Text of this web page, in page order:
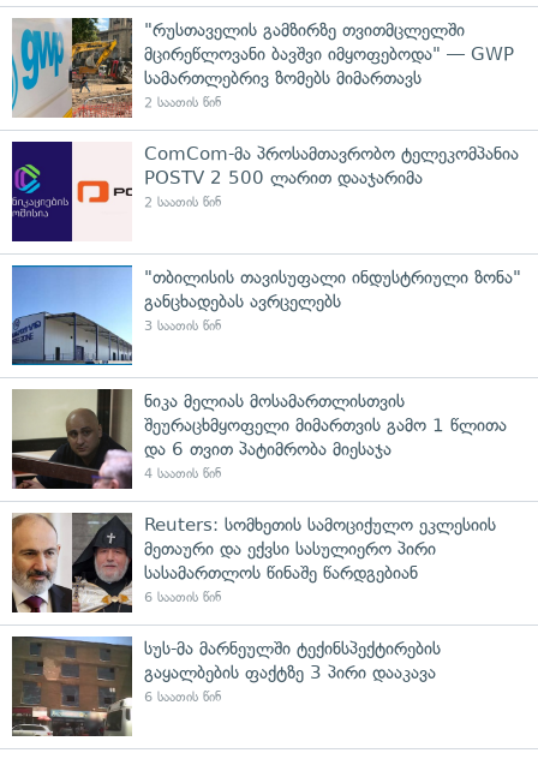
"რუსთაველის გამზირზე თვითმცლელში
მცირეწლოვანი ბავშვი იმყოფებოდა" — GWP
სამართლებრივ ზომებს მიმართავს
2 საათის წინ
ComCom-მა პროსამთავრობო ტელეკომპანია
POSTV 2 500 ლარით დააჯარიმა
2 საათის წინ
"თბილისის თავისუფალი ინდუსტრიული ზონა"
განცხადებას ავრცელებს
3 საათის წინ
ნიკა მელიას მოსამართლისთვის
შეურაცხმყოფელი მიმართვის გამო 1 წლითა
და 6 თვით პატიმრობა მიესაჯა
4 საათის წინ
Reuters: სომხეთის სამოციქულო ეკლესიის
მეთაური და ექვსი სასულიერო პირი
სასამართლოს წინაშე წარდგებიან
6 საათის წინ
სუს-მა მარნეულში ტექინსპექტირების
გაყალბების ფაქტზე 3 პირი დააკავა
6 საათის წინ